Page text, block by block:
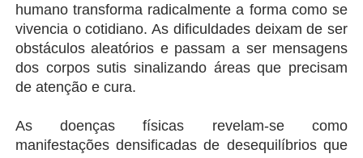
humano transforma radicalmente a forma como se
vivencia o cotidiano. As dificuldades deixam de ser
obstáculos aleatórios e passam a ser mensagens
dos corpos sutis sinalizando áreas que precisam
de atenção e cura.
As doenças físicas revelam-se como
manifestações densificadas de desequilíbrios que